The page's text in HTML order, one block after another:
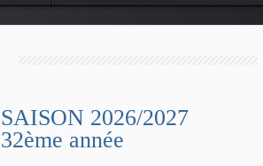
SAISON 2026/2027
32ème année